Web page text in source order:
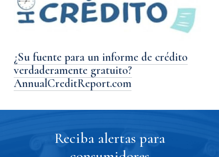
¿Su fuente para un informe de crédito
verdaderamente gratuito?
AnnualCreditReport.com
Reciba alertas para